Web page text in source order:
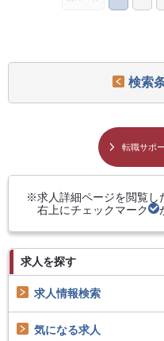
検索
転職サポ
求人詳細ページを閲覧
右上にチェックマーク
求人を探す
求人情報検索
気になる求人